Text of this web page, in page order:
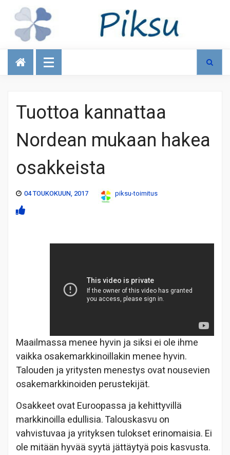
Talous
Tuottoa kannattaa
Nordean mukaan hakea
osakkeista
04 TOUKOKUUN, 2017 piksu-toimitus
Maailmassa menee hyvin ja siksi ei ole ihme
vaikka osakemarkkinoillakin menee hyvin.
Talouden ja yritysten menestys ovat nousevien
osakemarkkinoiden perustekijät.
Osakkeet ovat Euroopassa ja kehittyvillä
markkinoilla edullisia. Talouskasvu on
vahvistuvaa ja yrityksen tulokset erinomaisia. Ei
ole mitään hyvää syytä jättäytyä pois kasvusta.